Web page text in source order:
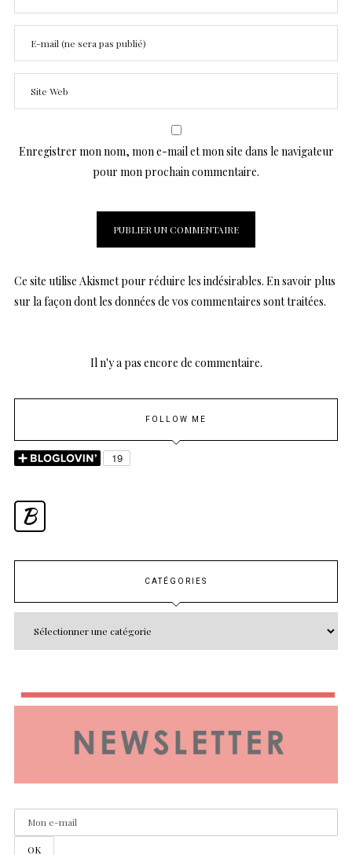
Enregistrer mon nom, mon e-mail et mon site dans le navigateur
pour mon prochain commentaire.
Ce site utilise Akismet pour réduire les indésirables. En savoir plus
sur la façon dont les données de vos commentaires sont traitées.
Il n'y a pas encore de commentaire.
FOLLOW ME
B
CATÉGORIES